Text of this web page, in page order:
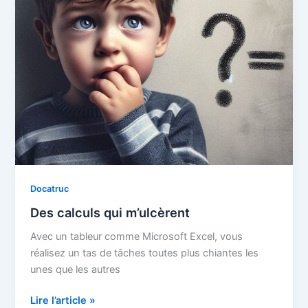
Docatruc
Des calculs qui m’ulcèrent
Avec un tableur comme Microsoft Excel, vous
réalisez un tas de tâches toutes plus chiantes les
unes que les autres
Des
Lire l’article »